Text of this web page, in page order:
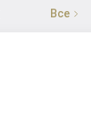
Все